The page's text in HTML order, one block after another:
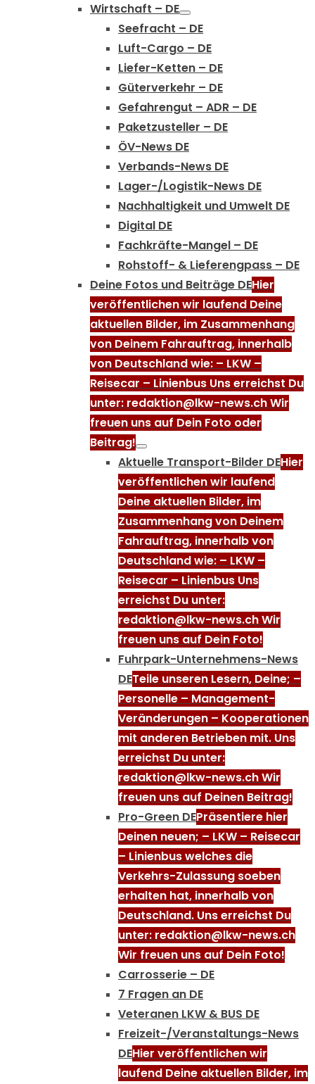
Wirtschaft – DE
Seefracht – DE
Luft-Cargo – DE
Liefer-Ketten – DE
Güterverkehr – DE
Gefahrengut – ADR – DE
Paketzusteller – DE
ÖV-News DE
Verbands-News DE
Lager-/Logistik-News DE
Nachhaltigkeit und Umwelt DE
Digital DE
Fachkräfte-Mangel – DE
Rohstoff- & Lieferengpass – DE
Deine Fotos und Beiträge DEHier
veröffentlichen wir laufend Deine
aktuellen Bilder, im Zusammenhang
von Deinem Fahrauftrag, innerhalb
von Deutschland wie: – LKW –
Reisecar – Linienbus Uns erreichst Du
unter: redaktion@lkw-news.ch Wir
freuen uns auf Dein Foto oder
Beitrag!
Aktuelle Transport-Bilder DEHier
veröffentlichen wir laufend
Deine aktuellen Bilder, im
Zusammenhang von Deinem
Fahrauftrag, innerhalb von
Deutschland wie: – LKW –
Reisecar – Linienbus Uns
erreichst Du unter:
redaktion@lkw-news.ch Wir
freuen uns auf Dein Foto!
Fuhrpark-Unternehmens-News
DETeile unseren Lesern, Deine; –
Personelle – Management-
Veränderungen – Kooperationen
mit anderen Betrieben mit. Uns
erreichst Du unter:
redaktion@lkw-news.ch Wir
freuen uns auf Deinen Beitrag!
Pro-Green DEPräsentiere hier
Deinen neuen; – LKW – Reisecar
– Linienbus welches die
Verkehrs-Zulassung soeben
erhalten hat, innerhalb von
Deutschland. Uns erreichst Du
unter: redaktion@lkw-news.ch
Wir freuen uns auf Dein Foto!
Carrosserie – DE
7 Fragen an DE
Veteranen LKW & BUS DE
Freizeit-/Veranstaltungs-News
DEHier veröffentlichen wir
laufend Deine aktuellen Bilder, im